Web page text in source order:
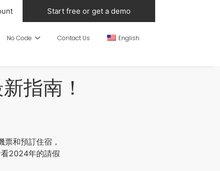
Start free or get a demo
No Code Contact Us English
指南！
和預訂住宿，
2024年的請假